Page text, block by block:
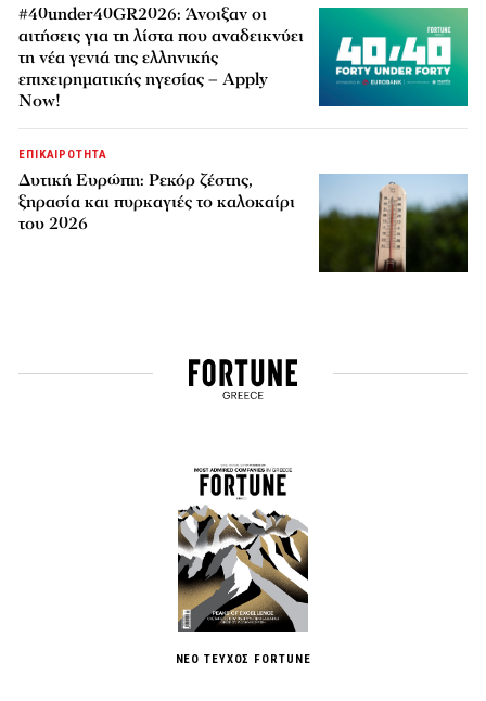
#40under40GR2026: Άνοιξαν οι
αιτήσεις για τη λίστα που αναδεικνύει
τη νέα γενιά της ελληνικής
επιχειρηματικής ηγεσίας – Apply
Now!
ΕΠΙΚΑΙΡΟΤΗΤΑ
Δυτική Ευρώπη: Ρεκόρ ζέστης,
ξηρασία και πυρκαγιές το καλοκαίρι
του 2026
ΝΕΟ ΤΕΥΧΟΣ FORTUNE